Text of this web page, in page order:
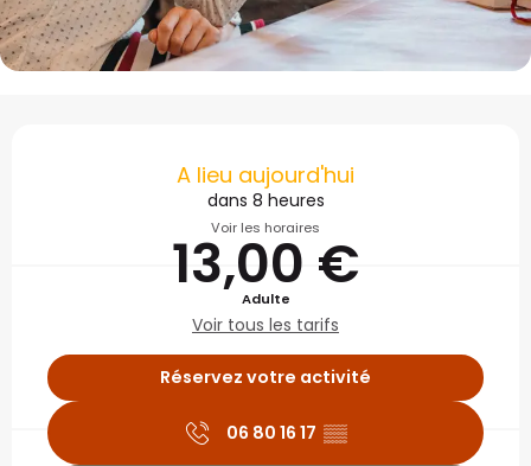
Ouverture et
A lieu aujourd'hui
dans 8 heures
Voir les horaires
13,00 €
Adulte
Voir tous les tarifs
Réservez votre activité
06 80 16 17 ▒▒